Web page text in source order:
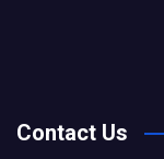
Contact Us